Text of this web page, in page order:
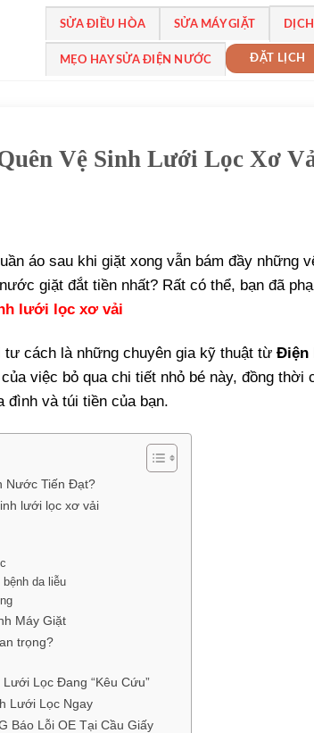
SỬA ĐIỀU HÒA SỬA MÁY GIẶT
MẸO HAY SỬA ĐIỆN NƯỚC ĐẶT LỊCH
Vệ Sinh Lưới Lọc Xơ
áo sau khi giặt xong vẫn bám đầy những
giặt đắt tiền nhất? Rất có thể, bạn đã
lưới lọc xơ vải
cách là những chuyên gia kỹ thuật từ Điện
việc bỏ qua chi tiết nhỏ bé này, đồng thời
đình và túi tiền của bạn.
Nước Tiến Đạt?
lưới lọc xơ vải
da liễu
Máy Giặt
trọng?
Lọc Đang “Kêu Cứu”
Lưới Lọc Ngay
Báo Lỗi OE Tại Cầu Giấy